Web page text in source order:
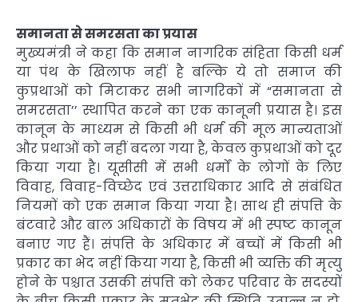
समानता से समरसता का प्रयास
मुख्यमंत्री ने कहा कि समान नागरिक संहिता किसी धर्म
या पंथ के खिलाफ नहीं है बल्कि ये तो समाज की
कुप्रथाओं को मिटाकर सभी नागरिकों में “समानता से
समरसता’’ स्थापित करने का एक कानूनी प्रयास है। इस
कानून के माध्यम से किसी भी धर्म की मूल मान्यताओं
और प्रथाओं को नहीं बदला गया है, केवल कुप्रथाओं को दूर
किया गया है। यूसीसी में सभी धर्मों के लोगों के लिए
विवाह, विवाह-विच्छेद एवं उत्तराधिकार आदि से संबंधित
नियमों को एक समान किया गया है। साथ ही संपत्ति के
बंटवारे और बाल अधिकारों के विषय में भी स्पष्ट कानून
बनाए गए हैं। संपत्ति के अधिकार में बच्चों में किसी भी
प्रकार का भेद नहीं किया गया है, किसी भी व्यक्ति की मृत्यु
होने के पश्चात उसकी संपत्ति को लेकर परिवार के सदस्यों